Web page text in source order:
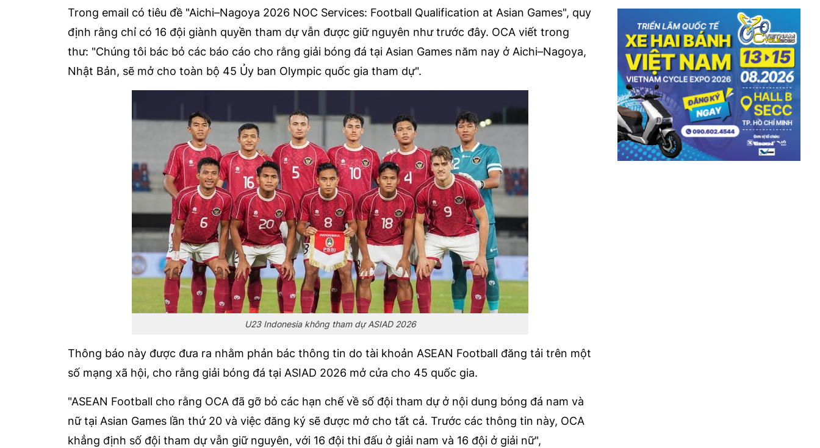
Trong email có tiêu đề "Aichi–Nagoya 2026 NOC Services: Football Qualification at Asian Games", quy
định rằng chỉ có 16 đội giành quyền tham dự vẫn được giữ nguyên như trước đây. OCA viết trong
thư: "Chúng tôi bác bỏ các báo cáo cho rằng giải bóng đá tại Asian Games năm nay ở Aichi–Nagoya,
Nhật Bản, sẽ mở cho toàn bộ 45 Ủy ban Olympic quốc gia tham dự".
U23 Indonesia không tham dự ASIAD 2026
Thông báo này được đưa ra nhằm phản bác thông tin do tài khoản ASEAN Football đăng tải trên một
số mạng xã hội, cho rằng giải bóng đá tại ASIAD 2026 mở cửa cho 45 quốc gia.
"ASEAN Football cho rằng OCA đã gỡ bỏ các hạn chế về số đội tham dự ở nội dung bóng đá nam và
nữ tại Asian Games lần thứ 20 và việc đăng ký sẽ được mở cho tất cả. Trước các thông tin này, OCA
khẳng định số đội tham dự vẫn giữ nguyên, với 16 đội thi đấu ở giải nam và 16 đội ở giải nữ",